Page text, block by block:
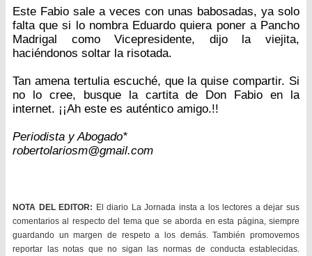
Este Fabio sale a veces con unas babosadas, ya solo
falta que si lo nombra Eduardo quiera poner a Pancho
Madrigal como Vicepresidente, dijo la viejita,
haciéndonos soltar la risotada.
Tan amena tertulia escuché, que la quise compartir. Si
no lo cree, busque la cartita de Don Fabio en la
internet. ¡¡Ah este es auténtico amigo.!!
Periodista y Abogado*
robertolariosm@gmail.com
NOTA DEL EDITOR: El diario La Jornada insta a los lectores a dejar sus
comentarios al respecto del tema que se aborda en esta página, siempre
guardando un margen de respeto a los demás. También promovemos
reportar las notas que no sigan las normas de conducta establecidas.